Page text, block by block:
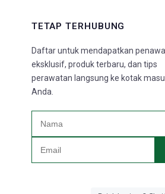
TETAP TERHUBUNG
Daftar untuk mendapatkan
eksklusif, produk terbaru, dan tips
perawatan langsung ke kotak
Anda.